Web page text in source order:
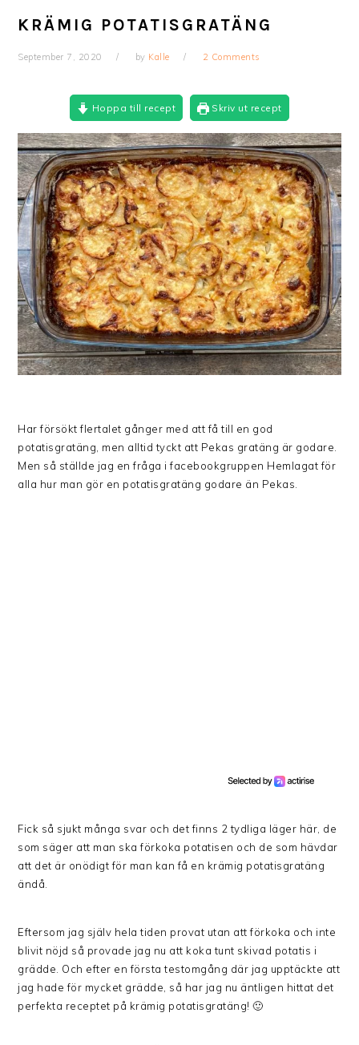
KRÄMIG POTATISGRATÄNG
September 7, 2020 by Kalle 2 Comments
Hoppa till recept Skriv ut recept
Har försökt flertalet gånger med att få till en god
potatisgratäng, men alltid tyckt att Pekas gratäng är godare.
Men så ställde jag en fråga i facebookgruppen Hemlagat för
alla hur man gör en potatisgratäng godare än Pekas.
Fick så sjukt många svar och det finns 2 tydliga läger här, de
som säger att man ska förkoka potatisen och de som hävdar
att det är onödigt för man kan få en krämig potatisgratäng
ändå.
Eftersom jag själv hela tiden provat utan att förkoka och inte
blivit nöjd så provade jag nu att koka tunt skivad potatis i
grädde. Och efter en första testomgång där jag upptäckte att
jag hade för mycket grädde, så har jag nu äntligen hittat det
perfekta receptet på krämig potatisgratäng! 🙂